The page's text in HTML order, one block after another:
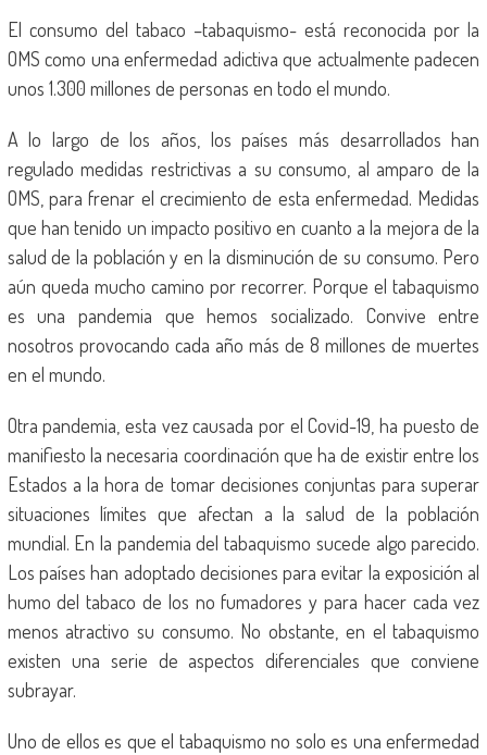
El consumo del tabaco –tabaquismo- está reconocida por la
OMS como una enfermedad adictiva que actualmente padecen
unos 1.300 millones de personas en todo el mundo.
A lo largo de los años, los países más desarrollados han
regulado medidas restrictivas a su consumo, al amparo de la
OMS, para frenar el crecimiento de esta enfermedad. Medidas
que han tenido un impacto positivo en cuanto a la mejora de la
salud de la población y en la disminución de su consumo. Pero
aún queda mucho camino por recorrer. Porque el tabaquismo
es una pandemia que hemos socializado. Convive entre
nosotros provocando cada año más de 8 millones de muertes
en el mundo.
Otra pandemia, esta vez causada por el Covid-19, ha puesto de
manifiesto la necesaria coordinación que ha de existir entre los
Estados a la hora de tomar decisiones conjuntas para superar
situaciones límites que afectan a la salud de la población
mundial. En la pandemia del tabaquismo sucede algo parecido.
Los países han adoptado decisiones para evitar la exposición al
humo del tabaco de los no fumadores y para hacer cada vez
menos atractivo su consumo. No obstante, en el tabaquismo
existen una serie de aspectos diferenciales que conviene
subrayar.
Uno de ellos es que el tabaquismo no solo es una enfermedad